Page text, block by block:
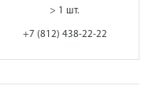
> 1 шт.
+7 (812) 438-22-22